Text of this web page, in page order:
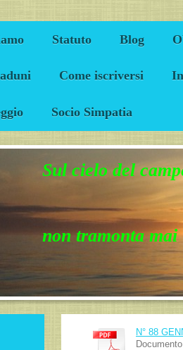
Statuto Blog
Come iscriversi
Socio Simpatia
Sul cielo del
non tramonta
N° 88